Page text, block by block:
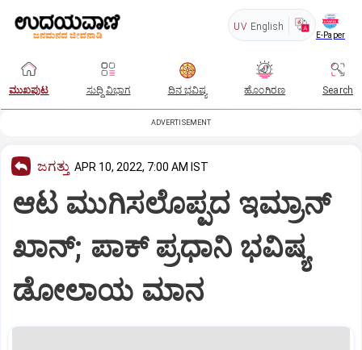
UV English
E-Paper
ಮುಖಪುಟ ಸುದ್ದಿ ವಿಭಾಗ ದಿನ ಭವಿಷ್ಯ ಹೊಂಗಿರಣ Search
ADVERTISEMENT
ಜಗತ್ತು APR 10, 2022, 7:00 AM IST
ಆಟ ಮುಗಿಸಲೊಪ್ಪದ ಇಮ್ರಾನ್‌
ಖಾನ್‌; ಪಾಕ್‌ ಪ್ರಧಾನಿ ಭವಿಷ್ಯ
ಡೋಲಾಯ ಮಾನ